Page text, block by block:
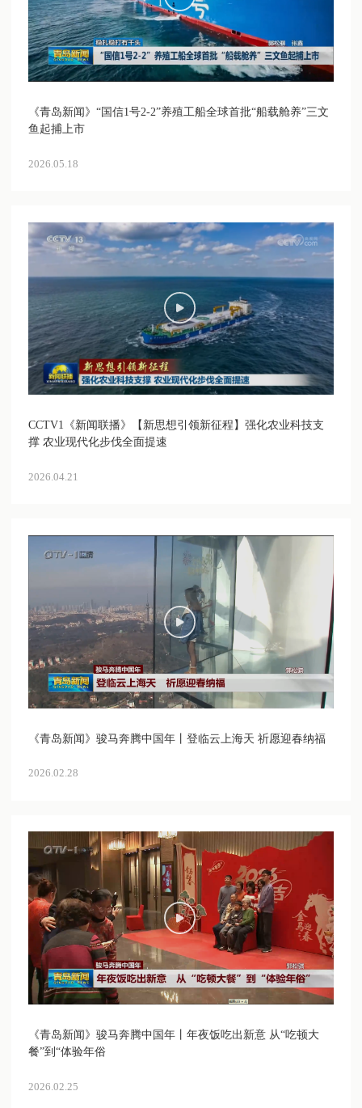
《青岛新闻》“国信1号2-2”养殖工船全球首批“船载舱养”三文
鱼起捕上市
2026.05.18
CCTV1《新闻联播》【新思想引领新征程】强化农业科技支
撑 农业现代化步伐全面提速
2026.04.21
《青岛新闻》骏马奔腾中国年丨登临云上海天 祈愿迎春纳福
2026.02.28
《青岛新闻》骏马奔腾中国年丨年夜饭吃出新意 从“吃顿大
餐”到“体验年俗
2026.02.25